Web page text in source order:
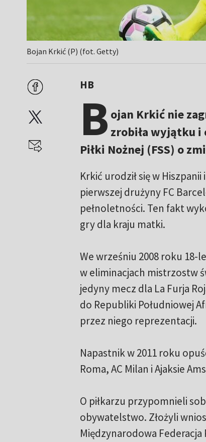
Bojan Krkić (P) (fot. Getty)
HB
B ojan Krkić nie
zrobiła wyjątku i
Piłki Nożnej (FSS) o
Krkić urodził się w
pierwszej drużyny FC
pełnoletności. Ten fakt
gry dla kraju matki.
We wrześniu 2008 roku 18-
w eliminacjach mistrzostw
jedyny mecz dla La Furja
do Republiki Południowej
przez niego reprezentacji.
Napastnik w 2011 roku
Roma, AC Milan i Ajaksie
O piłkarzu przypomnieli
obywatelstwo. Złożyli
Międzynarodowa Federacja